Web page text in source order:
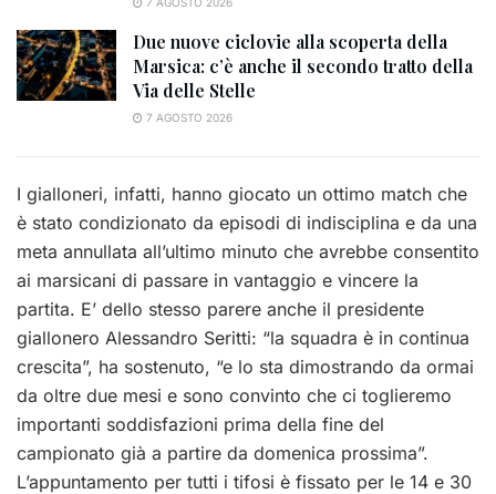
Due nuove ciclovie alla scoperta della
Marsica: c’è anche il secondo tratto della
Via delle Stelle
7 AGOSTO 2026
I gialloneri, infatti, hanno giocato un ottimo match che
è stato condizionato da episodi di indisciplina e da una
meta annullata all’ultimo minuto che avrebbe consentito
ai marsicani di passare in vantaggio e vincere la
partita. E’ dello stesso parere anche il presidente
giallonero Alessandro Seritti: “la squadra è in continua
crescita”, ha sostenuto, “e lo sta dimostrando da ormai
da oltre due mesi e sono convinto che ci toglieremo
importanti soddisfazioni prima della fine del
campionato già a partire da domenica prossima”.
L’appuntamento per tutti i tifosi è fissato per le 14 e 30